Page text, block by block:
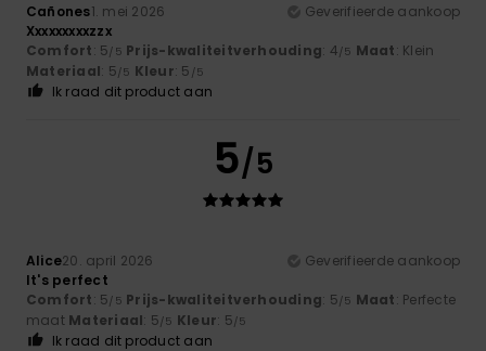
Cañones1. mei 2026
Geverifieerde aankoop
Xxxxxxxxxzzx
Comfort: 5/5 Prijs-kwaliteitverhouding: 4/5 Maat: Klein
Materiaal: 5/5 Kleur: 5 /5
Ik raad dit product aan
5/5
Alice20. april 2026
Geverifieerde aankoop
It's perfect
Comfort: 5/5 Prijs-kwaliteitverhouding: 5/5 Maat: Perfecte
maat Materiaal: 5/5 Kleur: 5/5
Ik raad dit product aan